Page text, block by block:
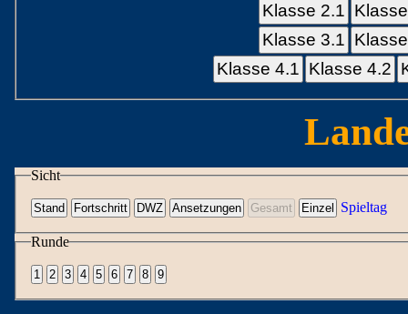
Klasse 2.1
Klasse 3.1
Klasse 4.1 Klasse 4.2
Sicht
Spieltag
Runde